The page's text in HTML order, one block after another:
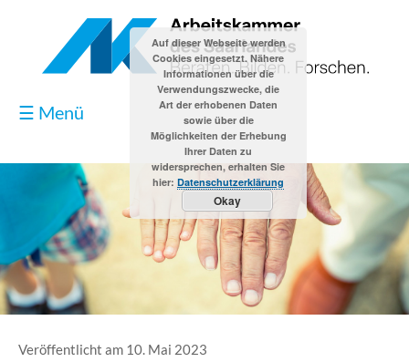
☰ Menü
Blog
Kontakt
Veröffentlicht am 10. Mai 2023
Auf dieser Webseite werden
Cookies eingesetzt. Nähere
Informationen über die
Verwendungszwecke, die
Art der erhobenen Daten
sowie über die
Möglichkeiten der Erhebung
Ihrer Daten zu
widersprechen, erhalten Sie
hier: Datenschutzerklärung
Okay